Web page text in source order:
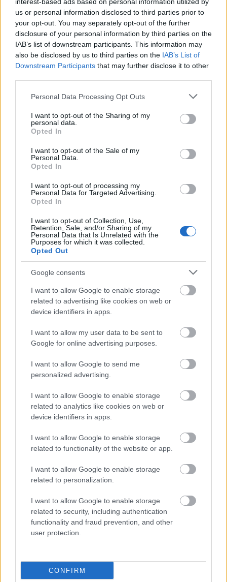
us or personal information disclosed to third parties prior to
your opt-out. You may separately opt-out of the further
disclosure of your personal information by third parties on the
IAB’s list of downstream participants. This information may
also be disclosed by us to third parties on the IAB’s List of
Downstream Participants that may further disclose it to other
Please note that this website/app uses one or more Google
not limited to your visit or usage behaviour. You may click to
grant or deny consent to Google and its third-party tags to
use your data for below specified purposes in below Google
consent section.
Personal Data Processing Opt Outs
I want to opt-out of the Sharing of my
personal data.
Opted In
I want to opt-out of the Sale of my
Personal Data.
Opted In
I want to opt-out of processing my
Personal Data for Targeted Advertising.
Opted In
I want to opt-out of Collection, Use,
Retention, Sale, and/or Sharing of my
Personal Data that Is Unrelated with the
Purposes for which it was collected.
Opted Out
Google consents
I want to allow Google to enable storage
related to advertising like cookies on web or
device identifiers in apps.
I want to allow my user data to be sent to
Google for online advertising purposes.
I want to allow Google to send me
personalized advertising.
I want to allow Google to enable storage
related to analytics like cookies on web or
device identifiers in apps.
I want to allow Google to enable storage
related to functionality of the website or app.
I want to allow Google to enable storage
related to personalization.
I want to allow Google to enable storage
related to security, including authentication
functionality and fraud prevention, and other
user protection.
CONFIRM
egy nemzetközi filmes projektet a Frank-
családról. A német közszolgálati tévé akkor
azzal érvelt, hogy több tervnek is van hely a
témával kapcsolatban.
A Der Spiegel című hetilap akkor úgy értesült,
alkotást a jövő év elején mutatnák be, az
iskoláknak pedig ingyen juttatnák el DVD-n.
Forrás: Hír 24
Film Németország Holokauszt Tévé
VÁLHATTÁL VOLNA?
TERMÉSZETFELETTI ERŐK ÉS ELFELEDETT
TITKOK: ITT A SHELBY OAKS – A GONOSZ
NYOMÁBAN MAGYAR ELŐZETESE
SZÁGULDÁS, SÁRKÁNYOK, ROSSZFIÚK – A NYÁR
10 LEGKEDVELTEBB MOZIJA MAGYARORSZÁGON
A bejegyzés trackback címe:
Kommentek:
A hozzászólások avonatkozó jogszabályok